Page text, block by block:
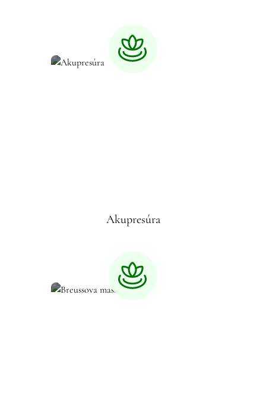
Akupresúra